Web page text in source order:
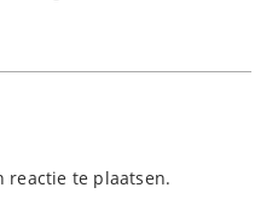
reactie te plaatsen.